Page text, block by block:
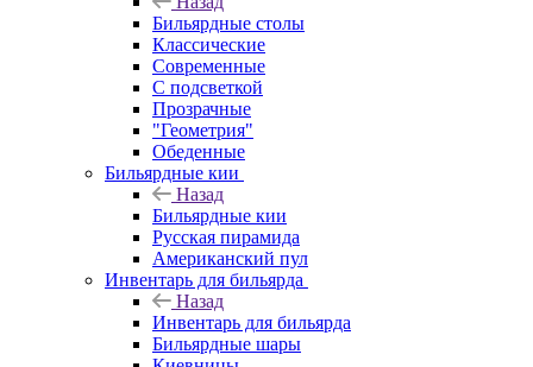
Бильярдные столы
Классические
Современные
С подсветкой
Прозрачные
"Геометрия"
Обеденные
Бильярдные кии
Назад
Бильярдные кии
Русская пирамида
Американский пул
Инвентарь для бильярда
Назад
Инвентарь для бильярда
Бильярдные шары